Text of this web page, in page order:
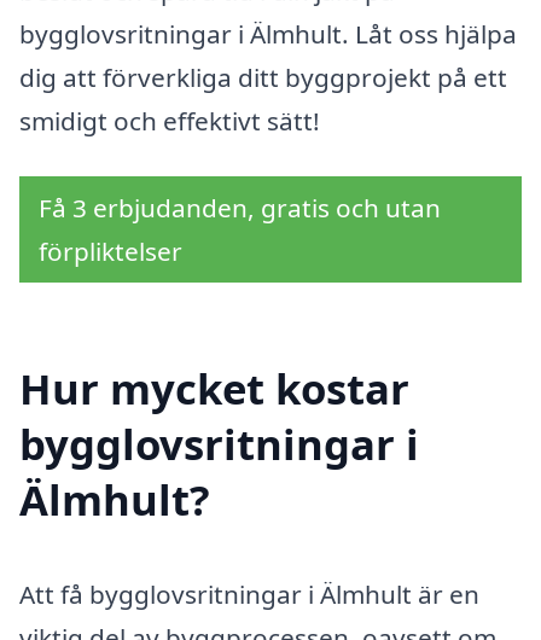
bygglovsritningar i Älmhult. Låt oss hjälpa
dig att förverkliga ditt byggprojekt på ett
smidigt och effektivt sätt!
Få 3 erbjudanden, gratis och utan
förpliktelser
Hur mycket kostar
bygglovsritningar i
Älmhult?
Att få bygglovsritningar i Älmhult är en